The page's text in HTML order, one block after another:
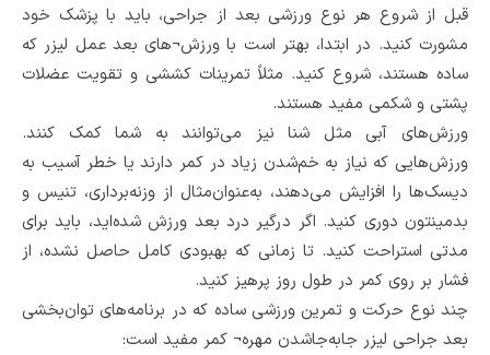
قبل از شروع هر نوع ورزشی بعد از جراحی، باید با پزشک خود
مشورت کنید. در ابتدا، بهتر است با ورزش¬های بعد عمل لیزر که
ساده هستند، شروع کنید. مثلاً تمرینات کششی و تقویت عضلات
پشتی و شکمی مفید هستند.
ورزش‌های آبی مثل شنا نیز می‌توانند به شما کمک کنند.
ورزش‌هایی که نیاز به خم‌شدن زیاد در کمر دارند یا خطر آسیب به
دیسک‌ها را افزایش می‌دهند، به‌عنوان‌مثال از وزنه‌برداری، تنیس و
بدمینتون دوری کنید. اگر درگیر درد بعد ورزش شده‌اید، باید برای
مدتی استراحت کنید. تا زمانی که بهبودی کامل حاصل نشده، از
فشار بر روی کمر در طول روز پرهیز کنید.
چند نوع حرکت و تمرین ورزشی ساده که در برنامه‌های توان‌بخشی
بعد جراحی لیزر جابه‌جاشدن مهره¬ کمر مفید است: